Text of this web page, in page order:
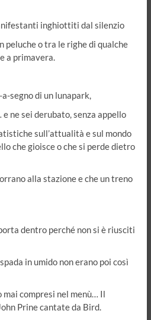
inghiottiti dal silenzio
peluche o tra le righe di qualche
a primavera.
segno di un lunapark,
ne sei derubato, senza appello
sull’attualità e sul mondo
che gioisce o che si perde dietro
alla stazione e che un treno
dentro perché non si è riusciti
in umido non erano poi così
mai compresi nel menù… Il
Prine cantate da Bird.